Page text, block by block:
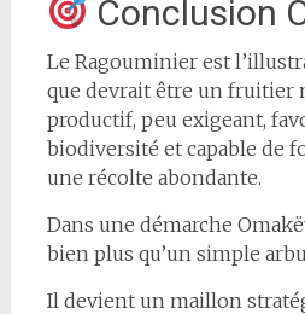
Conclusion
Le Ragouminier est
que devrait être un fruitier
productif, peu exigeant,
biodiversité et capable de
une récolte abondante.
Dans une démarche
bien plus qu’un simple
Il devient un maillon